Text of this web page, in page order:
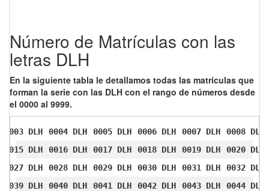
Número de Matrículas con las
letras DLH
En la siguiente tabla le detallamos todas las matrículas que
forman la serie con las DLH con el rango de números desde
el 0000 al 9999.
0003 DLH 0004 DLH 0005 DLH 0006 DLH 0007 DLH
0008 DLH
0015 DLH
0016 DLH 0017 DLH 0018 DLH 0019 DLH
0020 DLH
0027 DLH
0028 DLH 0029 DLH 0030 DLH 0031 DLH
0032 DLH
0039 DLH
0040 DLH 0041 DLH 0042 DLH 0043 DLH
0044 DLH